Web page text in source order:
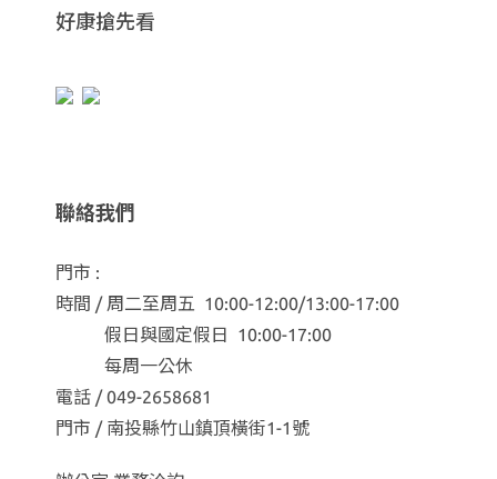
好康搶先看
聯絡我們
門市 :
時間 / 周二至周五 10:00-12:00/13:00-17:00
假日與國定假日 10:00-17:00
每周一公休
電話 / 049-2658681
門市 / 南投縣竹山鎮頂橫街1-1號